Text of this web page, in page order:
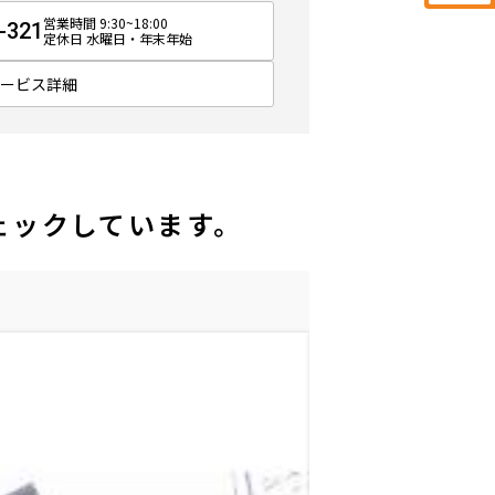
営業時間 9:30~18:00
定休日 水曜日・年末年始
ビス詳細
クしています。